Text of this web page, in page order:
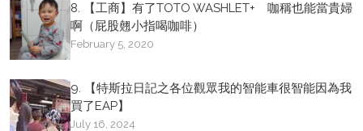
8. 【工商】有了TOTO WASHLET+ 咖稱也能當貴婦
啊（屁股翹小指喝咖啡）
February 5, 2020
9. 【特斯拉日記之各位觀眾我的智能車很智能因為我
買了EAP】
July 16, 2024